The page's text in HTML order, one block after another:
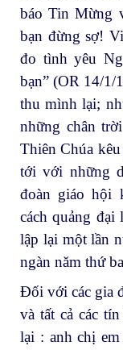
báo Tin Mừng
bạn đừng sợ!
đo tình yêu
bạn” (OR 14/1/
thu mình lại;
những chân
Thiên Chúa
tới với những
đoàn giáo hội
cách quảng
lập lại một lần
ngàn năm thứ
Đối với các gia
và tất cả các
lại : anh chị